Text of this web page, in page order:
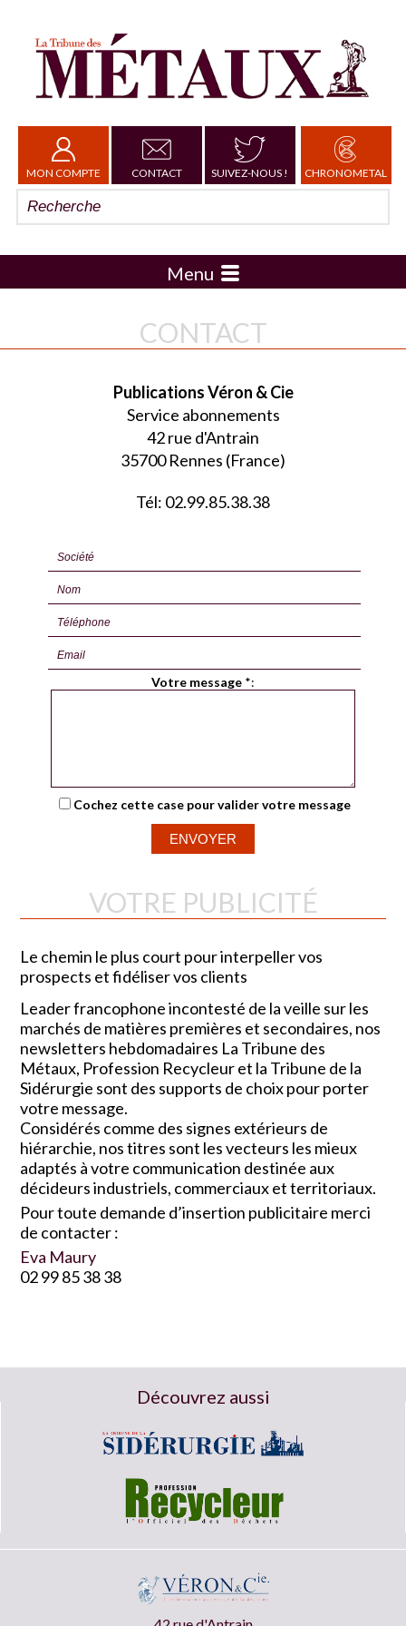
MON COMPTE CONTACT SUIVEZ-NOUS ! CHRONOMETAL
Menu
CONTACT
Publications Véron & Cie
Service abonnements
42 rue d'Antrain
35700 Rennes (France)
Tél: 02.99.85.38.38
Votre message *:
Cochez cette case pour valider votre message
VOTRE PUBLICITÉ
Le chemin le plus court pour interpeller vos
prospects et fidéliser vos clients
Leader francophone incontesté de la veille sur les
marchés de matières premières et secondaires, nos
newsletters hebdomadaires La Tribune des
Métaux, Profession Recycleur et la Tribune de la
Sidérurgie sont des supports de choix pour porter
votre message.
Considérés comme des signes extérieurs de
hiérarchie, nos titres sont les vecteurs les mieux
adaptés à votre communication destinée aux
décideurs industriels, commerciaux et territoriaux.
Pour toute demande d’insertion publicitaire merci
de contacter :
Eva Maury
02 99 85 38 38
Découvrez aussi